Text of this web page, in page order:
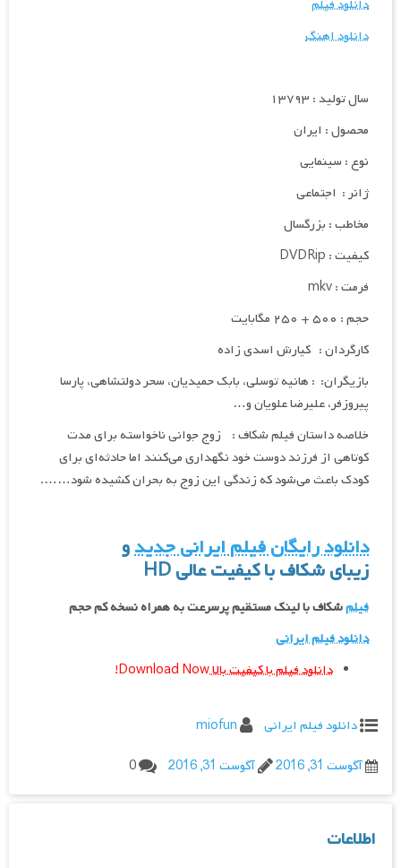
دانلود فیلم
دانلود اهنگ
سال تولید : ۱۳۷۹۳
محصول : ایران
نوع : سینمایی
ژانر : اجتماعی
مخاطب : بزرگسال
کیفیت : DVDRip
فرمت : mkv
حجم : ۵۰۰ + ۲۵۰ مگابایت
کارگردان : کیارش اسدی زاده
بازیگران: : هانیه توسلی، بابک حمیدیان، سحر دولتشاهی، پارسا
پیروزفر، علیرضا علویان و…
خلاصه داستان فیلم شکاف : زوج جوانی ناخواسته برای مدت
کوتاهی از فرزند دوست خود نگهداری می‌کنند اما حادثه‌ای برای
کودک باعث می‌شود که زندگی این زوج به بحران کشیده شود…….
دانلود رایگان فیلم ایرانی جدیدو
زیبای شکاف با کیفیت عالیHD
فیلمشکاف با لینک مستقیم پرسرعت به همراه نسخه کم حجم
دانلود فیلم ایرانی
دانلود فیلم با کیفیت بالاDownload Now!
دانلود فیلم ایرانی
miofun
آگوست 31, 2016
آگوست 31, 2016 0
اطلاعات